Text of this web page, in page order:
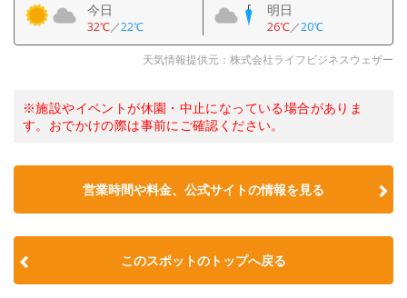
今日
32℃／22℃
明日
26℃／20℃
天気情報提供元：株式会社ライフビジネスウェザー
※施設やイベントが休園・中止になっている場合がありま
す。おでかけの際は事前にご確認ください。
営業時間や料金、公式サイトの情報を見る
このスポットのトップへ戻る